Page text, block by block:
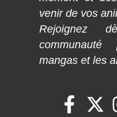
venir de vos
Rejoignez
mangas et les